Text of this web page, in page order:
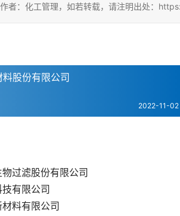
者：化工管理，如若转载，请注明出处：
股份有限公司
2022-11-02
过滤股份有限公司
有限公司
料有限公司